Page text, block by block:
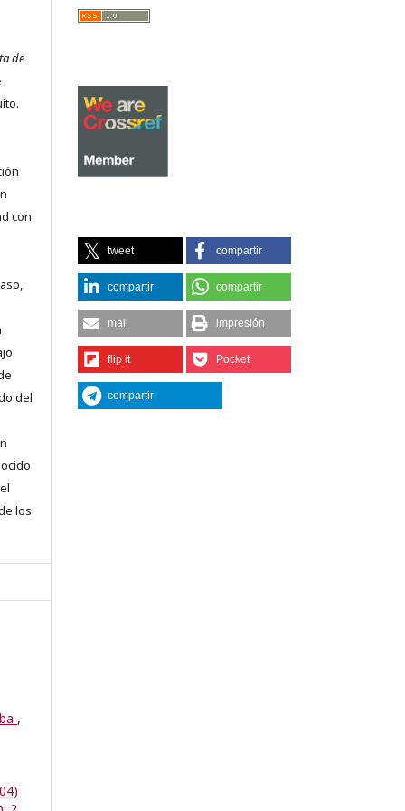
de
con
del
los
,
tweet compartir
compartir compartir
mail impresión
flip it Pocket
compartir